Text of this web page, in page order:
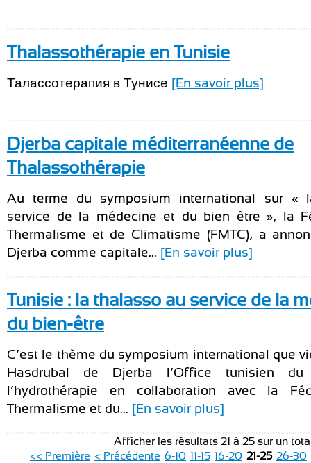
Thalassothérapie en Tunisie
Талассотерапия в Тунисе [En savoir plus]
Djerba capitale méditerranéenne de
Thalassothérapie
Au terme du symposium international sur «
service de la médecine et du bien être », la
Thermalisme et de Climatisme (FMTC), a
Djerba comme capitale... [En savoir plus]
Tunisie : la thalasso au service de la
du bien-être
C’est le thème du symposium international que
Hasdrubal de Djerba l’Office tunisien
l’hydrothérapie en collaboration avec la
Thermalisme et du... [En savoir plus]
Afficher les résultats 21 à 25 sur un
<< Première < Précédente 6-10 11-15 16-20 21-25 26-30